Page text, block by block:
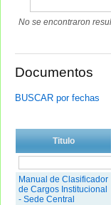
No se encontraron
Documentos
BUSCAR por fechas
Titulo
Manual de Clasificador
de Cargos Institucional
- Sede Central